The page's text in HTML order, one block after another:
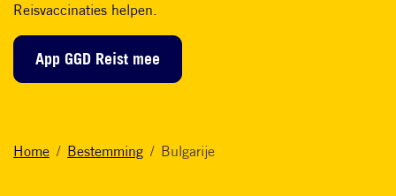
Reisvaccinaties helpen.
App GGD Reist mee
Home Bestemming Bulgarije